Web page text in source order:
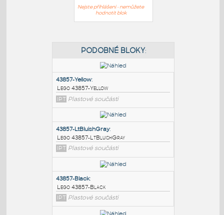
Nejste přihlášeni - nemůžete
hodnotit blok
PODOBNÉ BLOKY
43857-Yellow:
Lego 43857-Yellow
IPT Plastové součásti